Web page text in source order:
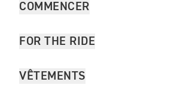
COMMENCER
FOR THE RIDE
VÊTEMENTS